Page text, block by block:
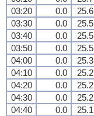
03:20
0.0 25.6
03:30
0.0 25.5
03:40
0.0 25.5
03:50
0.0 25.5
04:00
0.0 25.3
04:10
0.0 25.2
04:20
0.0 25.2
04:30
0.0 25.2
04:40
0.0 25.1